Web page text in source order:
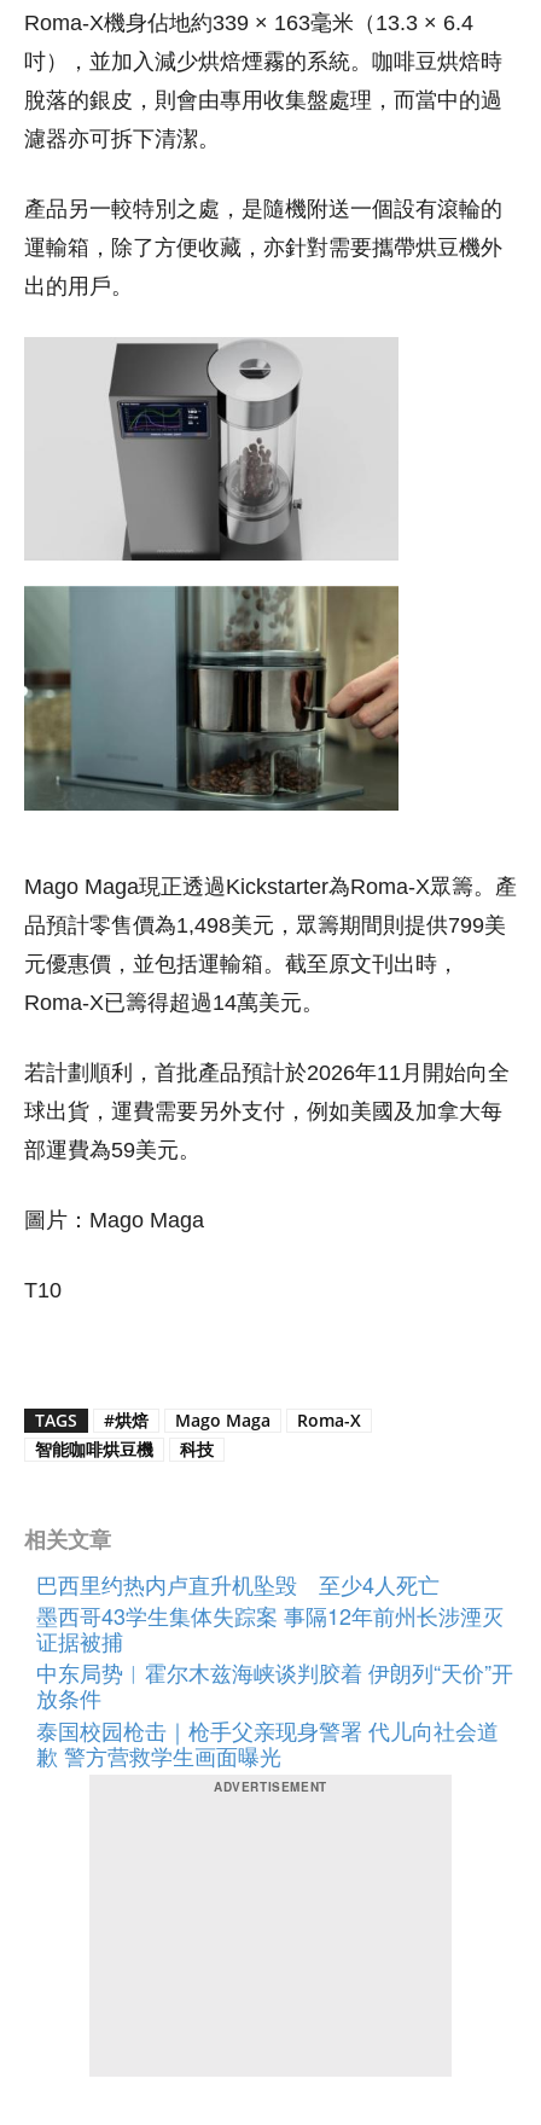
Roma-X機身佔地約339 × 163毫米（13.3 × 6.4
吋），並加入減少烘焙煙霧的系統。咖啡豆烘焙時
脫落的銀皮，則會由專用收集盤處理，而當中的過
濾器亦可拆下清潔。
產品另一較特別之處，是隨機附送一個設有滾輪的
運輸箱，除了方便收藏，亦針對需要攜帶烘豆機外
出的用戶。
Mago Maga現正透過Kickstarter為Roma-X眾籌。產
品預計零售價為1,498美元，眾籌期間則提供799美
元優惠價，並包括運輸箱。截至原文刊出時，
Roma-X已籌得超過14萬美元。
若計劃順利，首批產品預計於2026年11月開始向全
球出貨，運費需要另外支付，例如美國及加拿大每
部運費為59美元。
圖片：Mago Maga
T10
TAGS #烘焙 Mago Maga
Roma-X
智能咖啡烘豆機
科技
相关文章
巴西里约热内卢直升机坠毁 至少4人死亡
墨西哥43学生集体失踪案 事隔12年前州长涉湮灭
证据被捕
中东局势︱霍尔木兹海峡谈判胶着 伊朗列“天价”开
放条件
泰国校园枪击｜枪手父亲现身警署 代儿向社会道
歉 警方营救学生画面曝光